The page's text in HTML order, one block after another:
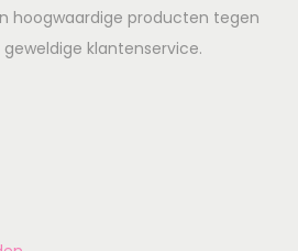
hoogwaardige producten tegen
klantenservice.